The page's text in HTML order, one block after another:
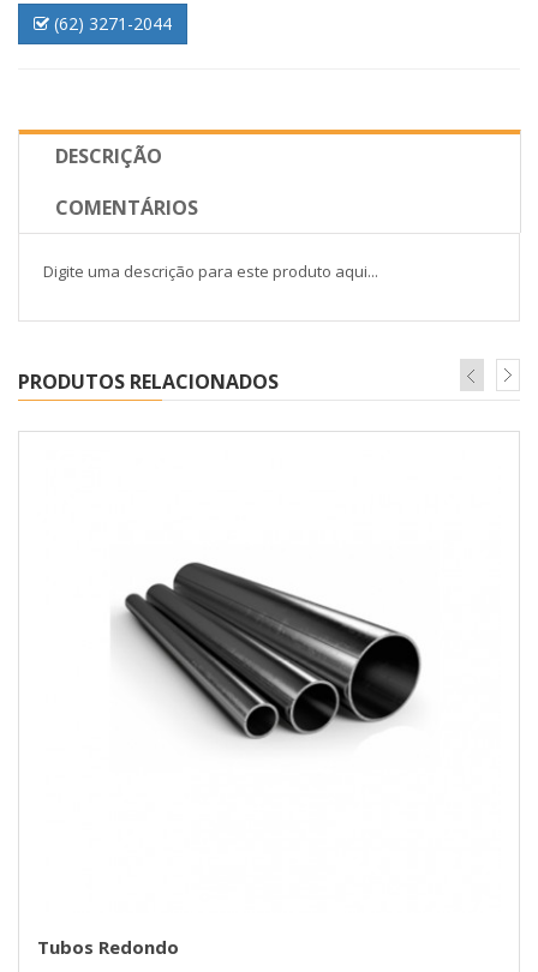
(62) 3271-2044
DESCRIÇÃO
COMENTÁRIOS
Digite uma descrição para este produto aqui...
PRODUTOS RELACIONADOS
Tubos Redondo